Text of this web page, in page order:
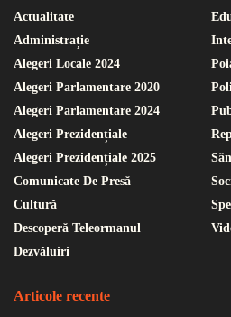
Actualitate
Administrație
Alegeri Locale 2024
Alegeri Parlamentare 2020
Alegeri Parlamentare 2024
Alegeri Prezidențiale
Alegeri Prezidențiale 2025
Comunicate De Presă
Cultură
Descoperă Teleormanul
Dezvăluiri
Articole recente